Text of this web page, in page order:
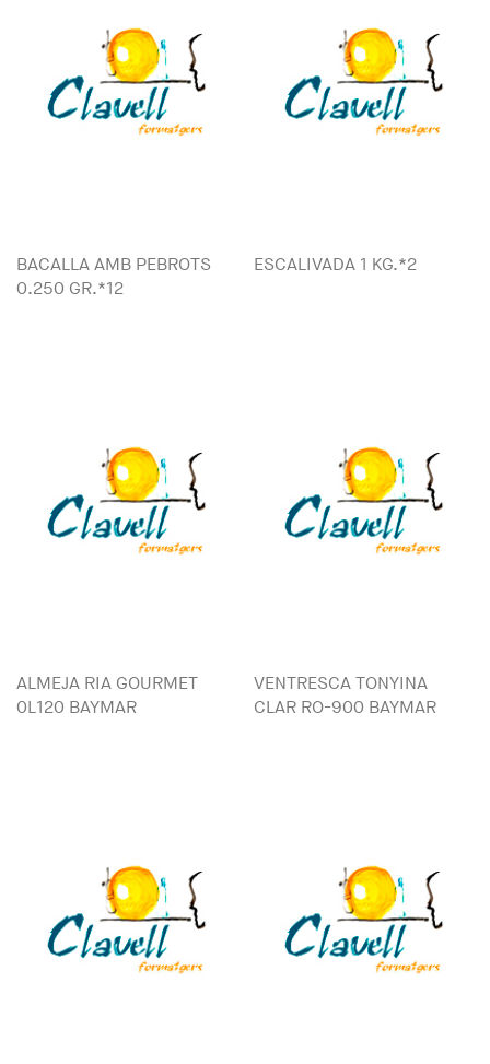
BACALLA AMB PEBROTS
0.250 GR.*12
ESCALIVADA 1 KG.*2
ALMEJA RIA GOURMET
0L120 BAYMAR
VENTRESCA TONYINA
CLAR RO-900 BAYMAR